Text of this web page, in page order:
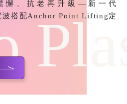
懈、抗老再升級—新一代
波搭配Anchor Point Lifting定